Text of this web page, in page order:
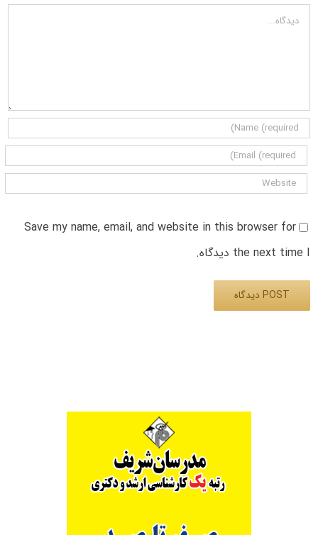
دیدگاه
Save my name, email, and website in this browser for
the next time I دیدگاه.